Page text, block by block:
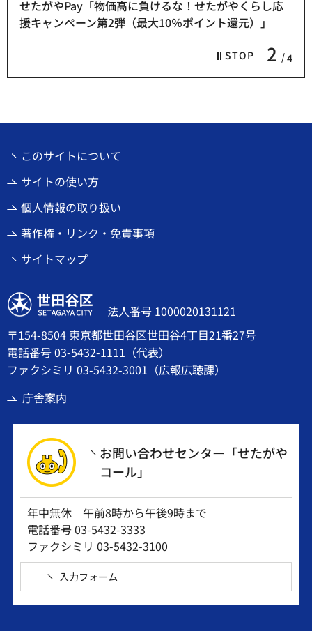
STOP 2 4
せたがやPay「物価高に負けるな！せたがやくらし応
援キャンペーン第2弾（最大10％ポイント還元）」
このサイトについて
サイトの使い方
個人情報の取り扱い
著作権・リンク・免責事項
サイトマップ
世田谷区
法人番号 1000020131121
〒154-8504 東京都世田谷区世田谷4丁目21番27号
電話番号03-5432-1111 （代表）
ファクシミリ 03-5432-3001（広報広聴課）
庁舎案内
お問い合わせセンター「せたがや
コール」
年中無休 午前8時から午後9時まで
電話番号03-5432-3333
ファクシミリ 03-5432-3100
入力フォーム